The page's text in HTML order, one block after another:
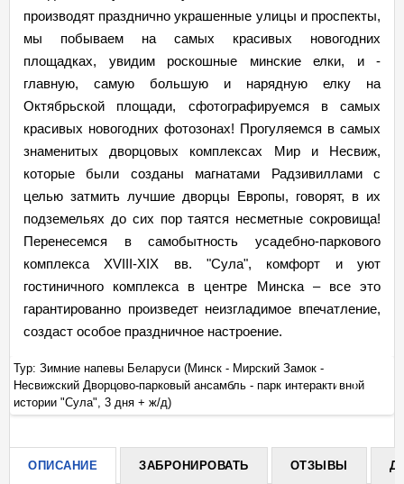
производят празднично украшенные улицы и проспекты,
мы побываем на самых красивых новогодних
площадках, увидим роскошные минские елки, и -
главную, самую большую и нарядную елку на
Октябрьской площади, сфотографируемся в самых
красивых новогодних фотозонах! Прогуляемся в самых
знаменитых дворцовых комплексах Мир и Несвиж,
которые были созданы магнатами Радзивиллами с
целью затмить лучшие дворцы Европы, говорят, в их
подземельях до сих пор таятся несметные сокровища!
Перенесемся в самобытность усадебно-паркового
комплекса XVIII-XIX вв. "Сула", комфорт и уют
гостиничного комплекса в центре Минска – все это
гарантированно произведет неизгладимое впечатление,
создаст особое праздничное настроение.
+
Тур: Зимние напевы Беларуси (Минск - Мирский Замок -
Несвижский Дворцово-парковый ансамбль - парк интерактивной
истории "Сула", 3 дня + ж/д)
ОПИСАНИЕ ЗАБРОНИРОВАТЬ ОТЗЫВЫ